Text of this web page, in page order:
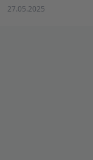
27.05.2025